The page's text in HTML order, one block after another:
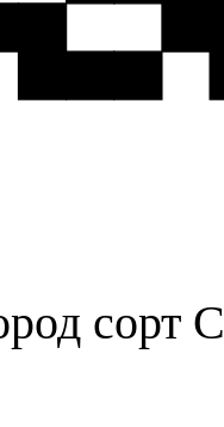
сорт C